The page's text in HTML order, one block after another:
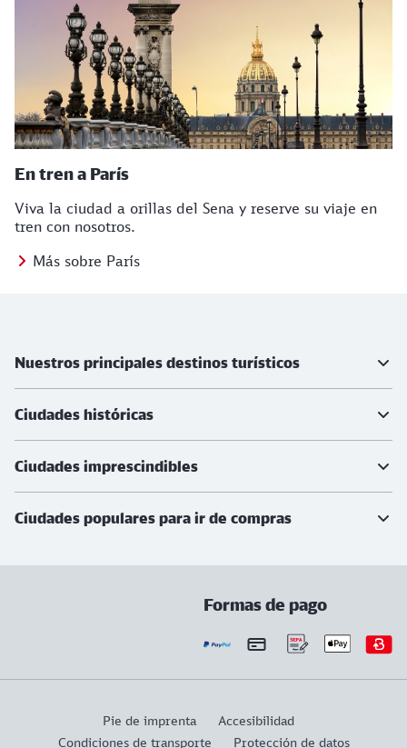
En tren a París
Viva la ciudad a orillas del Sena y reserve su viaje en
tren con nosotros.
Más sobre París
Nuestros principales destinos turísticos
Ciudades históricas
Ciudades imprescindibles
Ciudades populares para ir de compras
Formas de pago
Pie de imprenta
Accesibilidad
Condiciones de transporte
Protección de datos